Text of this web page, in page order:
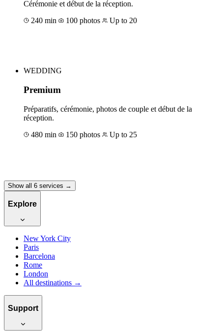
Cérémonie et début de la réception.
240 min
100 photos Up to 20
WEDDING
Premium
Préparatifs, cérémonie, photos de couple et début de la
réception.
480 min
150 photos Up to 25
Show all 6 services →
Explore
New York City
Paris
Barcelona
Rome
London
All destinations →
Support